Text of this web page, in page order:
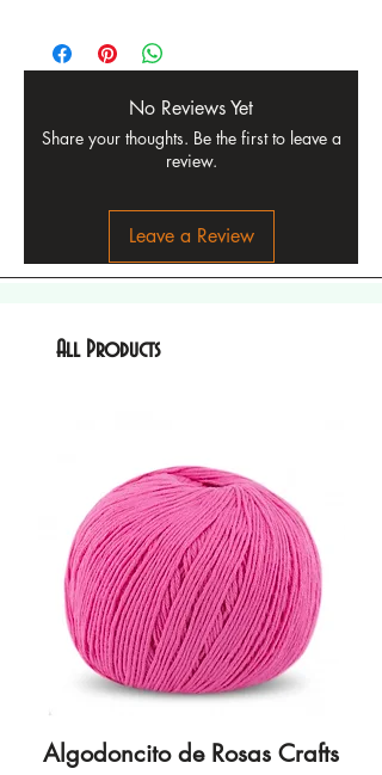
No Reviews Yet
Share your thoughts. Be the first to leave a
review.
Leave a Review
All Products
Algodoncito de Rosas Crafts